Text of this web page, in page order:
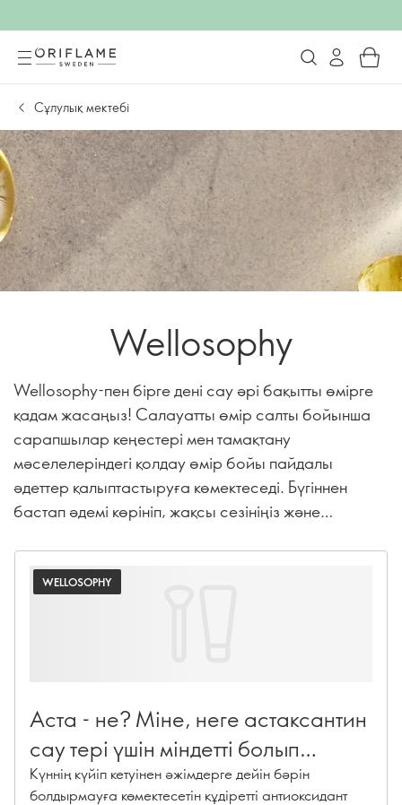
Сұлулық мектебі
Wellosophy
Wellosophy-пен бірге дені сау әрі бақытты өмірге
қадам жасаңыз! Салауатты өмір салты бойынша
сарапшылар кеңестері мен тамақтану
мәселелеріндегі қолдау өмір бойы пайдалы
әдеттер қалыптастыруға көмектеседі. Бүгіннен
бастап әдемі көрініп, жақсы сезініңіз және
WELLOSOPHY
Аста - не? Міне, неге астаксантин
сау тері үшін міндетті болып
табылады
Күннің күйіп кетуінен әжімдерге дейін бәрін
болдырмауға көмектесетін құдіретті антиоксидант